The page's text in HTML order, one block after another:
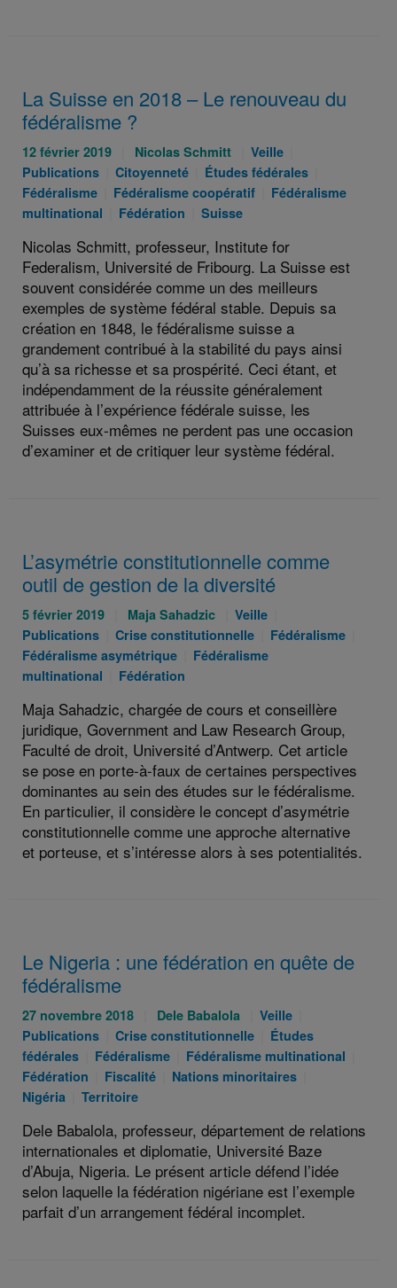
La Suisse en 2018 – Le renouveau du
fédéralisme ?
Publié
le
:
12 février 2019
Auteurs
:
Nicolas Schmitt
Catégories
:
Veille
:
Publications
Catégories
:
Citoyenneté
Catégories
:
Études fédérales
:
Fédéralisme
Catégories
Fédéralisme coopératif
Catégories
Fédéralisme
multinational
Catégories
Fédération
Catégories
Suisse
Nicolas Schmitt, professeur, Institute for
Federalism, Université de Fribourg. La Suisse est
souvent considérée comme un des meilleurs
exemples de système fédéral stable. Depuis sa
création en 1848, le fédéralisme suisse a
grandement contribué à la stabilité du pays ainsi
qu’à sa richesse et sa prospérité. Ceci étant, et
indépendamment de la réussite généralement
attribuée à l’expérience fédérale suisse, les
Suisses eux-mêmes ne perdent pas une occasion
d’examiner et de critiquer leur système fédéral.
L’asymétrie constitutionnelle comme
outil de gestion de la diversité
Publié
le
:
5 février 2019
Auteurs
:
Maja Sahadzic
Catégories
:
Veille
:
Publications
Catégories
:
Crise constitutionnelle
Catégories
Fédéralisme
Fédéralisme asymétrique
Catégories
Fédéralisme
multinational
Catégories
Fédération
Maja Sahadzic, chargée de cours et conseillère
juridique, Government and Law Research Group,
Faculté de droit, Université d’Antwerp. Cet article
se pose en porte-à-faux de certaines perspectives
dominantes au sein des études sur le fédéralisme.
En particulier, il considère le concept d’asymétrie
constitutionnelle comme une approche alternative
et porteuse, et s’intéresse alors à ses potentialités.
Le Nigeria : une fédération en quête de
fédéralisme
Publié
le
:
27 novembre 2018
Auteurs
:
Dele Babalola
Catégories
Veille
:
Publications
Catégories
:
Crise constitutionnelle
Catégories
:
Études
fédérales
Catégories
Fédéralisme
Catégories
:
Fédéralisme multinational
Fédération
Catégories
:
Fiscalité
Catégories
Nations minoritaires
Nigéria
Catégories
Territoire
Dele Babalola, professeur, département de relations
internationales et diplomatie, Université Baze
d’Abuja, Nigeria. Le présent article défend l’idée
selon laquelle la fédération nigériane est l’exemple
parfait d’un arrangement fédéral incomplet.